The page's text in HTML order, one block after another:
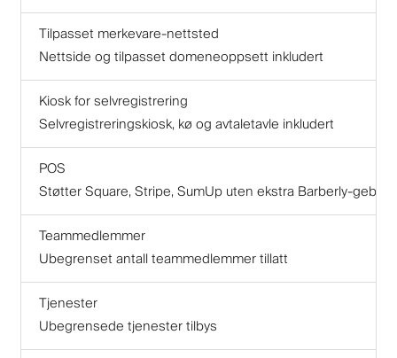
Tilpasset merkevare-nettsted
Nettside og tilpasset domeneoppsett inkludert
Kiosk for selvregistrering
Selvregistreringskiosk, kø og avtaletavle inkludert
POS
Støtter Square, Stripe, SumUp uten ekstra Barberly-gebyr
Teammedlemmer
Ubegrenset antall teammedlemmer tillatt
Tjenester
Ubegrensede tjenester tilbys